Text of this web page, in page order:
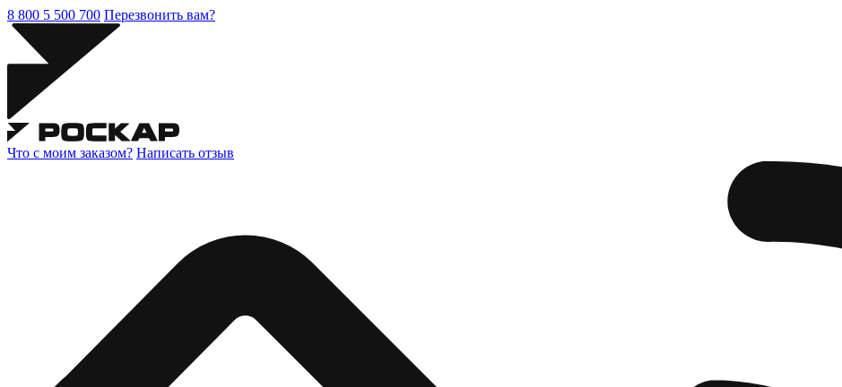
8 800 5 500 700 Перезвонить вам?
Что с моим заказом? Написать отзыв